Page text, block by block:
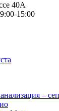
40А
9:00-15:00
–